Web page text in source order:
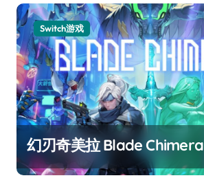
Switch游戏
幻刃奇美拉 Blade Chimera